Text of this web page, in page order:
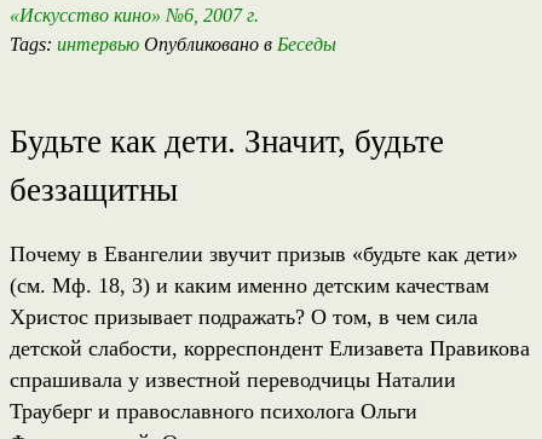
«Искусство кино» №6, 2007 г.
Tags: интервью Опубликовано в Беседы
Будьте как дети. Значит, будьте
беззащитны
Почему в Евангелии звучит призыв «будьте как дети»
(см. Мф. 18, 3) и каким именно детским качествам
Христос призывает подражать? О том, в чем сила
детской слабости, корреспондент Елизавета Правикова
спрашивала у известной переводчицы Наталии
Трауберг и православного психолога Ольги